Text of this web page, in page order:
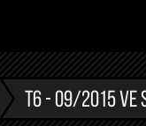
T6 - 09/2015 VE